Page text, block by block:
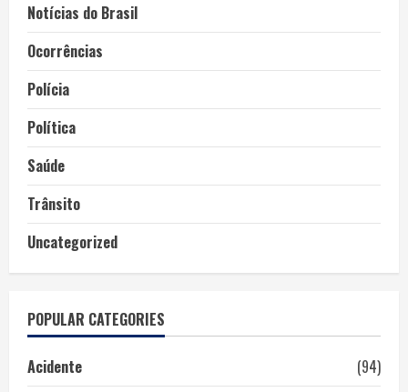
Notícias do Brasil
Ocorrências
Polícia
Política
Saúde
Trânsito
Uncategorized
POPULAR CATEGORIES
Acidente
(94)